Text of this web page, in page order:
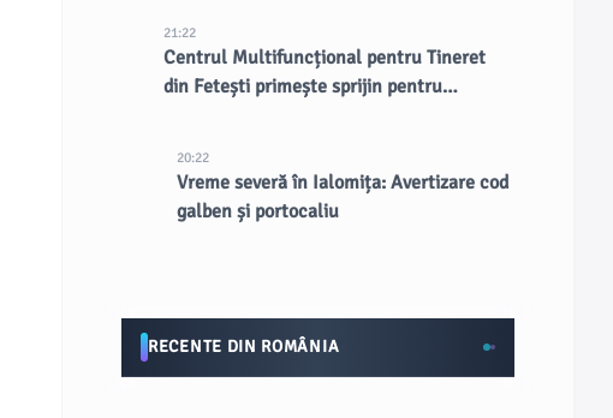
21:22
Centrul Multifuncțional pentru Tineret
din Fetești primește sprijin pentru
20:22
Vreme severă în Ialomița: Avertizare cod
galben și portocaliu
RECENTE DIN ROMÂNIA